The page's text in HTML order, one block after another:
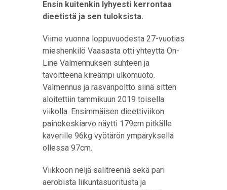
Ensin kuitenkin lyhyesti kerrontaa
dieetistä ja sen tuloksista.
Viime vuonna loppuvuodesta 27-vuotias
mieshenkilö Vaasasta otti yhteyttä On-
Line Valmennuksen suhteen ja
tavoitteena kireämpi ulkomuoto.
Valmennus ja rasvanpoltto siinä sitten
aloitettiin tammikuun 2019 toisella
viikolla. Ensimmäisen dieettiviikon
painokeskiarvo näytti 179cm pitkälle
kaverille 96kg vyötärön ympäryksellä
ollessa 97cm.
Viikkoon neljä salitreeniä sekä pari
aerobista liikuntasuoritusta ja